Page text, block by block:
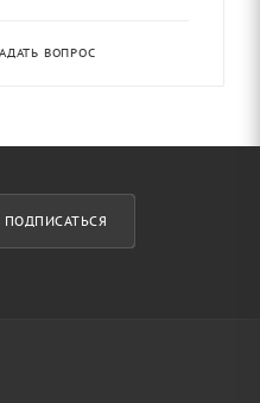
ВОПРОС
ПОДПИСАТЬСЯ